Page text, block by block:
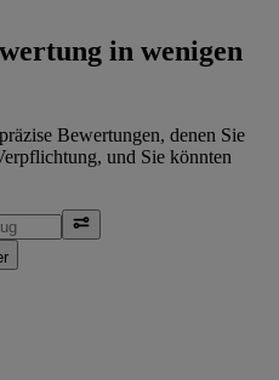
in wenigen
Bewertungen, denen Sie
und Sie könnten